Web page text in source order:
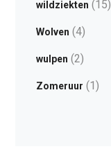
wildziekten (15)
Wolven (4)
wulpen (2)
Zomeruur (1)